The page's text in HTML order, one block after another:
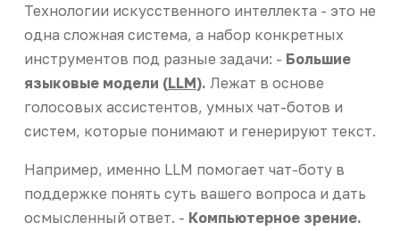
Технологии искусственного интеллекта - это не
одна сложная система, а набор конкретных
инструментов под разные задачи: - Большие
языковые модели (LLM). Лежат в основе
голосовых ассистентов, умных чат-ботов и
систем, которые понимают и генерируют текст.
Например, именно LLM помогает чат-боту в
поддержке понять суть вашего вопроса и дать
осмысленный ответ. - Компьютерное зрение.